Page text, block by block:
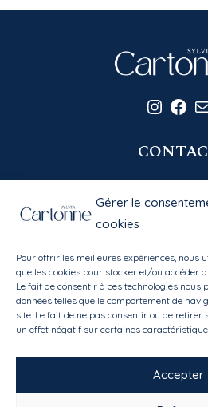
Gérer le
cookies
Pour offrir les meilleures expériences, nous
que les cookies pour stocker et/ou accéder
Le fait de consentir à ces technologies
données telles que le comportement de
site. Le fait de ne pas consentir ou de retirer
un effet négatif sur certaines
Accepter
InstagramE-
EN SAVOIR
Bibliothèque des
Mon compte /